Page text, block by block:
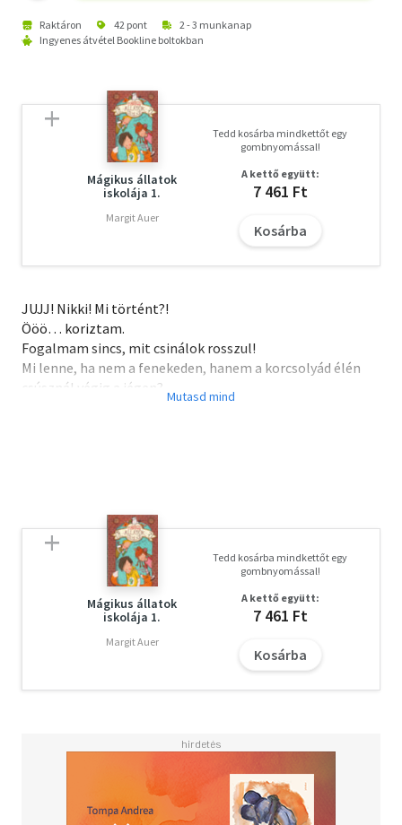
Raktáron 42 pont
2 - 3 munkanap
Ingyenes átvétel Bookline boltokban
Mágikus állatok
iskolája 1.
Margit Auer
Tedd kosárba mindkettőt egy
gombnyomással!
A kettő együtt:
7 461 Ft
Kosárba
JUJJ! Nikki! Mi történt?!
Ööö… koriztam.
Fogalmam sincs, mit csinálok rosszul!
Mi lenne, ha nem a fenekeden, hanem a korcsolyád élén
csúsznál végig a jégen?
2: Szervezz csapatot Jéghercegnő-rajongó legjobb
barinőidből – éljen Chloe és Zoey!
3: Érd el, hogy az az undok MacKenzie visszatáncoljon!!!
4: Hát izé… tanulj meg korcsolyázni!
Mágikus állatok
iskolája 1.
Margit Auer
Tedd kosárba mindkettőt egy
gombnyomással!
A kettő együtt:
7 461 Ft
Kosárba